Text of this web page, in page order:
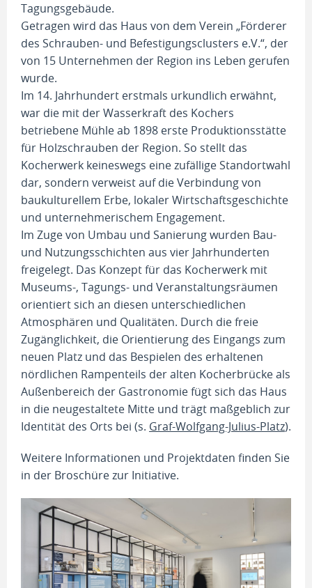
Tagungsgebäude.
Getragen wird das Haus von dem Verein „Förderer
des Schrauben- und Befestigungsclusters e.V.“, der
von 15 Unternehmen der Region ins Leben gerufen
wurde.
Im 14. Jahrhundert erstmals urkundlich erwähnt,
war die mit der Wasserkraft des Kochers
betriebene Mühle ab 1898 erste Produktionsstätte
für Holzschrauben der Region. So stellt das
Kocherwerk keineswegs eine zufällige Standortwahl
dar, sondern verweist auf die Verbindung von
baukulturellem Erbe, lokaler Wirtschaftsgeschichte
und unternehmerischem Engagement.
Im Zuge von Umbau und Sanierung wurden Bau-
und Nutzungsschichten aus vier Jahrhunderten
freigelegt. Das Konzept für das Kocherwerk mit
Museums-, Tagungs- und Veranstaltungsräumen
orientiert sich an diesen unterschiedlichen
Atmosphären und Qualitäten. Durch die freie
Zugänglichkeit, die Orientierung des Eingangs zum
neuen Platz und das Bespielen des erhaltenen
nördlichen Rampenteils der alten Kocherbrücke als
Außenbereich der Gastronomie fügt sich das Haus
in die neugestaltete Mitte und trägt maßgeblich zur
Identität des Orts bei (s. Graf-Wolfgang-Julius-Platz).
Weitere Informationen und Projektdaten finden Sie
in der Broschüre zur Initiative.